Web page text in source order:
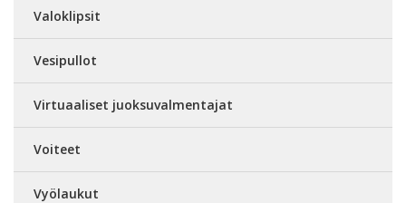
Valoklipsit
Vesipullot
Virtuaaliset juoksuvalmentajat
Voiteet
Vyölaukut